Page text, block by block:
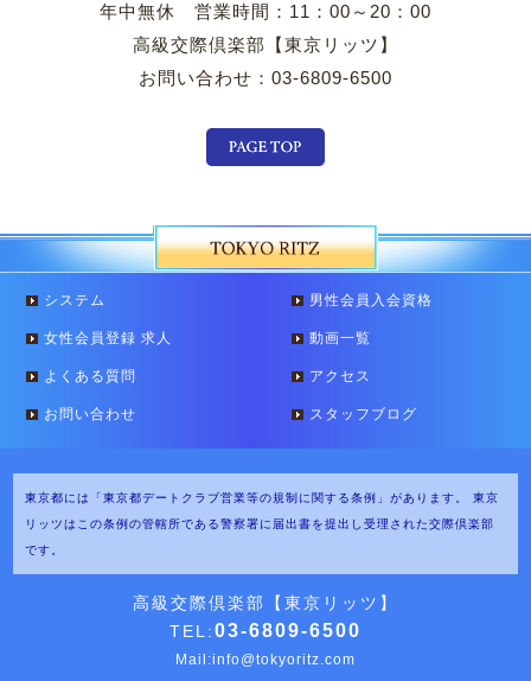
年中無休 営業時間：11：00～20：00
高級交際倶楽部【東京リッツ】
お問い合わせ：03-6809-6500
システム 男性会員入会資格
女性会員登録 求人 動画一覧
よくある質問 アクセス
お問い合わせ スタッフブログ
東京都には「東京都デートクラブ営業等の規制に関する条例」があります。
東京
リッツはこの条例の管轄所である警察署に届出書を提出し受理された交際倶楽部
です。
高級交際倶楽部【東京リッツ】
TEL:03-6809-6500
Mail:info@tokyoritz.com